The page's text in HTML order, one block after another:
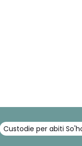
Custodie per abiti